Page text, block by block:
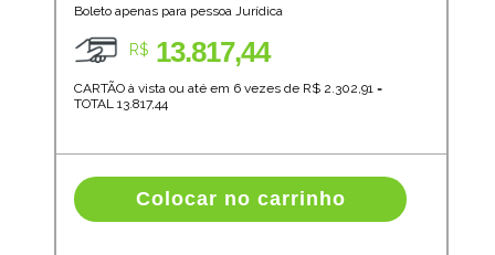
Boleto apenas para pessoa Jurídica
R$ 13.817,44
CARTÃO à vista ou até em 6 vezes de R$ 2.302,91=
TOTAL 13.817,44
Colocar no carrinho